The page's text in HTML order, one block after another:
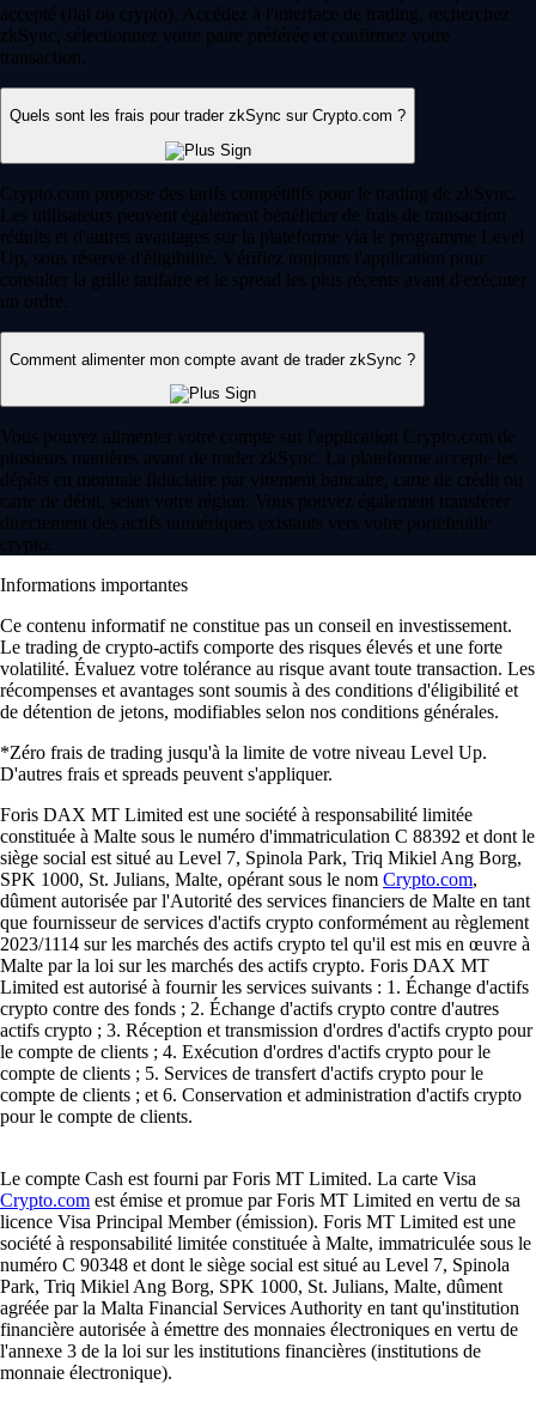
accepté (fiat ou crypto). Accédez à l'interface de trading, recherchez
zkSync, sélectionnez votre paire préférée et confirmez votre
transaction.
Quels sont les frais pour trader zkSync sur Crypto.com ?
Crypto.com propose des tarifs compétitifs pour le trading de zkSync.
Les utilisateurs peuvent également bénéficier de frais de transaction
réduits et d'autres avantages sur la plateforme via le programme Level
Up, sous réserve d'éligibilité. Vérifiez toujours l'application pour
consulter la grille tarifaire et le spread les plus récents avant d'exécuter
un ordre.
Comment alimenter mon compte avant de trader zkSync ?
Vous pouvez alimenter votre compte sur l'application Crypto.com de
plusieurs manières avant de trader zkSync. La plateforme accepte les
dépôts en monnaie fiduciaire par virement bancaire, carte de crédit ou
carte de débit, selon votre région. Vous pouvez également transférer
directement des actifs numériques existants vers votre portefeuille
crypto.
Informations importantes
Ce contenu informatif ne constitue pas un conseil en investissement.
Le trading de crypto-actifs comporte des risques élevés et une forte
volatilité. Évaluez votre tolérance au risque avant toute transaction. Les
récompenses et avantages sont soumis à des conditions d'éligibilité et
de détention de jetons, modifiables selon nos conditions générales.
*Zéro frais de trading jusqu'à la limite de votre niveau Level Up.
D'autres frais et spreads peuvent s'appliquer.
Foris DAX MT Limited est une société à responsabilité limitée
constituée à Malte sous le numéro d'immatriculation C 88392 et dont le
siège social est situé au Level 7, Spinola Park, Triq Mikiel Ang Borg,
SPK 1000, St. Julians, Malte, opérant sous le nom Crypto.com,
dûment autorisée par l'Autorité des services financiers de Malte en tant
que fournisseur de services d'actifs crypto conformément au règlement
2023/1114 sur les marchés des actifs crypto tel qu'il est mis en œuvre à
Malte par la loi sur les marchés des actifs crypto. Foris DAX MT
Limited est autorisé à fournir les services suivants : 1. Échange d'actifs
crypto contre des fonds ; 2. Échange d'actifs crypto contre d'autres
actifs crypto ; 3. Réception et transmission d'ordres d'actifs crypto pour
le compte de clients ; 4. Exécution d'ordres d'actifs crypto pour le
compte de clients ; 5. Services de transfert d'actifs crypto pour le
compte de clients ; et 6. Conservation et administration d'actifs crypto
pour le compte de clients.
Le compte Cash est fourni par Foris MT Limited. La carte Visa
Crypto.com est émise et promue par Foris MT Limited en vertu de sa
licence Visa Principal Member (émission). Foris MT Limited est une
société à responsabilité limitée constituée à Malte, immatriculée sous le
numéro C 90348 et dont le siège social est situé au Level 7, Spinola
Park, Triq Mikiel Ang Borg, SPK 1000, St. Julians, Malte, dûment
agréée par la Malta Financial Services Authority en tant qu'institution
financière autorisée à émettre des monnaies électroniques en vertu de
l'annexe 3 de la loi sur les institutions financières (institutions de
monnaie électronique).